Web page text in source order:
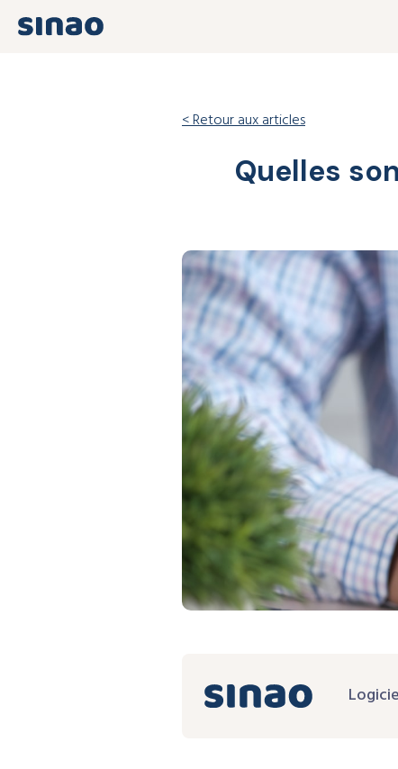
< Retour aux articles
Quelles